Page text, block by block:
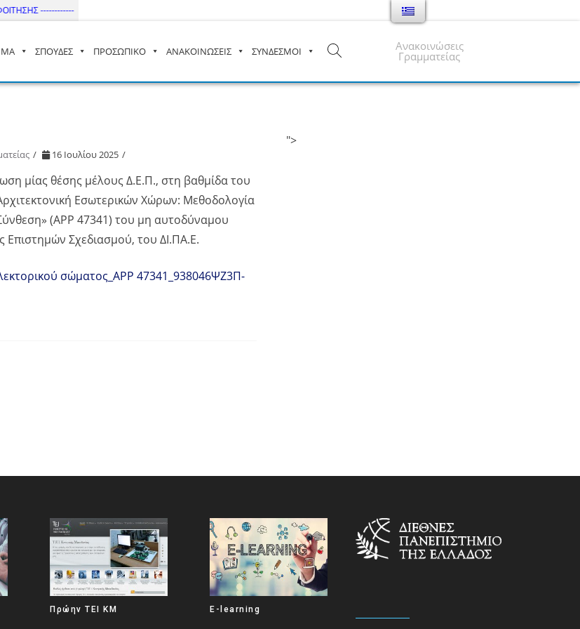
------------
ΣΠΟΥΔΕΣ ΠΡΟΣΩΠΙΚΟ ΑΝΑΚΟΙΝΩΣΕΙΣ ΣΥΝΔΕΣΜΟΙ Ανακοινώσεις
Γραμματείας
16 Ιουλίου 2025
μίας θέσης μέλους Δ.Ε.Π., στη βαθμίδα του
Εσωτερικών Χώρων: Μεθοδολογία
(APP 47341) του μη αυτοδύναμου
Επιστημών Σχεδιασμού, του ΔΙ.ΠΑ.Ε.
σώματος_APP 47341_938046ΨΖ3Π-
">
Πρώην ΤΕΙ ΚΜ E-learning